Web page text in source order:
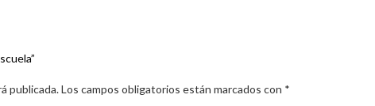
publicada.Los campos obligatorios están marcados con *